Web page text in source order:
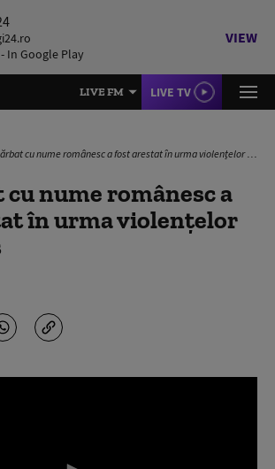
- In Google Play
VIEW
LIVE FM LIVE TV
cu nume românesc a fost arestat în urma violențelor din Leeds
cu nume românesc a
în urma violențelor